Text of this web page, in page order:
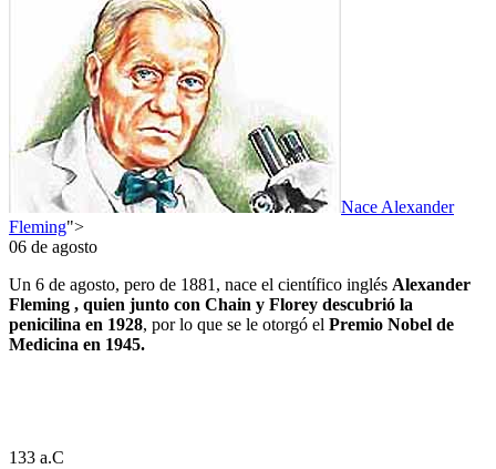
Nace Alexander
Fleming">
06 de agosto
Un 6 de agosto, pero de 1881, nace el científico inglés Alexander
Fleming , quien junto con Chain y Florey descubrió la
penicilina en 1928, por lo que se le otorgó el Premio Nobel de
Medicina en 1945.
133 a.C